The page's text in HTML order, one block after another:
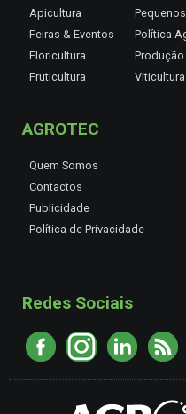
Apicultura
Feiras & Eventos
Floricultura
Fruticultura
Política
Produção
Viticultura
AGROTEC
Quem Somos
Contactos
Publicidade
Política de Privacidade
Redes Sociais